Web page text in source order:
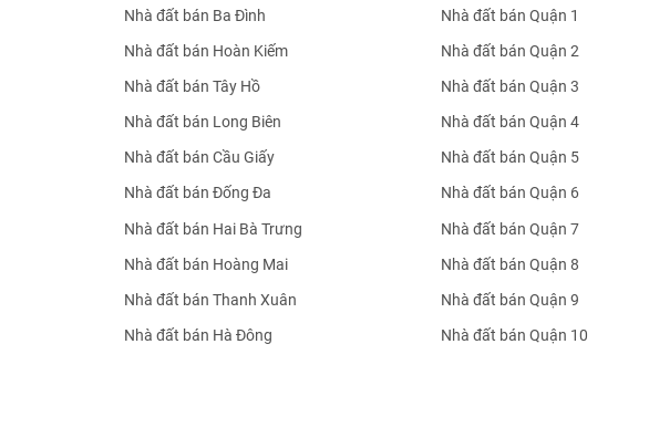
Nhà đất bán Ba Đình
Nhà đất bán Hoàn Kiếm
Nhà đất bán Tây Hồ
Nhà đất bán Long Biên
Nhà đất bán Cầu Giấy
Nhà đất bán Đống Đa
Nhà đất bán Hai Bà Trưng
Nhà đất bán Hoàng Mai
Nhà đất bán Thanh Xuân
Nhà đất bán Hà Đông
Nhà đất bán Quận 1
Nhà đất bán Quận 2
Nhà đất bán Quận 3
Nhà đất bán Quận 4
Nhà đất bán Quận 5
Nhà đất bán Quận 6
Nhà đất bán Quận 7
Nhà đất bán Quận 8
Nhà đất bán Quận 9
Nhà đất bán Quận 10